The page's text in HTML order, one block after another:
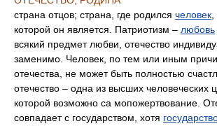
страна отцов; страна, где родился человек
которой он является. Патриотизм – любовь
всякий предмет любви, отечество
заменимо. Человек, по тем или иным
отечества, не может быть полностью
отечество – одна из высших человеческих
которой возможно са мопожертвование.
совпадает с государством, хотя